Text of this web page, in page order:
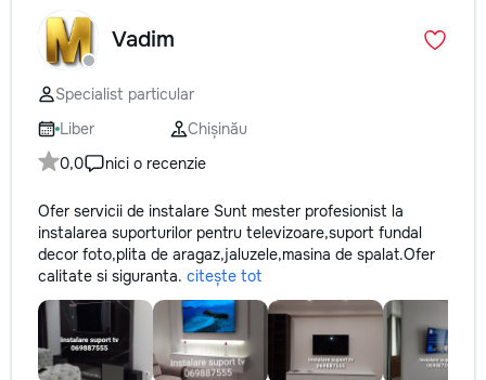
Vadim
Specialist particular
Liber
Chișinău
0,0
nici o recenzie
Ofer servicii de instalare Sunt mester profesionist la
instalarea suporturilor pentru televizoare,suport fundal
decor foto,plita de aragaz,jaluzele,masina de spalat.Ofer
calitate si siguranta. citește tot